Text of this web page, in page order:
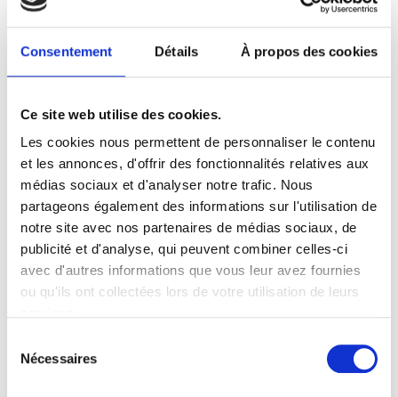
Consentement Détails À propos des cookies
Ce site web utilise des cookies.
Les cookies nous permettent de personnaliser le contenu
et les annonces, d'offrir des fonctionnalités relatives aux
médias sociaux et d'analyser notre trafic. Nous
partageons également des informations sur l'utilisation de
notre site avec nos partenaires de médias sociaux, de
publicité et d'analyse, qui peuvent combiner celles-ci
avec d'autres informations que vous leur avez fournies
ou qu'ils ont collectées lors de votre utilisation de leurs
Nécessaires
suivants :
Droit des sociétés
Fusions-acquisitions – Restructurations –
Leverage buy-out (LBO), capital investissement
Droit commercial
Il a également développé une compétence
particulière dans le domaine de la transmission de
fonds de commerce et la rédaction de baux
commerciaux.
(Certificat d’aptitude à la profession d’avocat)